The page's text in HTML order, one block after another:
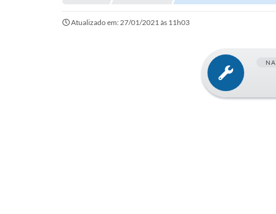
Atualizado em: 27/01/2021 às 11h03